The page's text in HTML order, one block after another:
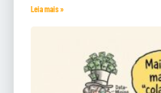
Leia mais »